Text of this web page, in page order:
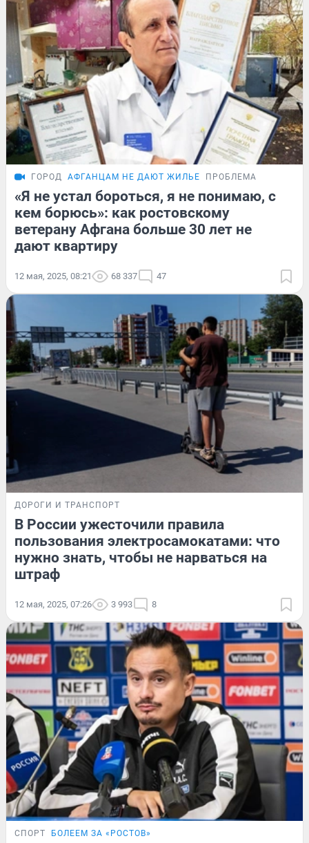
ГОРОД АФГАНЦАМ НЕ ДАЮТ ЖИЛЬЕ ПРОБЛЕМА
«Я не устал бороться, я не понимаю, с
кем борюсь»: как ростовскому
ветерану Афгана больше 30 лет не
дают квартиру
12 мая, 2025, 08:21 68 337 47
ДОРОГИ И ТРАНСПОРТ
В России ужесточили правила
пользования электросамокатами: что
нужно знать, чтобы не нарваться на
штраф
12 мая, 2025, 07:26 3 993 8
СПОРТ БОЛЕЕМ ЗА «РОСТОВ»